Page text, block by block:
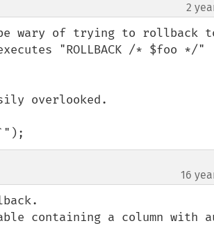
2
wary of trying to rollback
"ROLLBACK /* $foo */"
overlooked.
16
containing a column with